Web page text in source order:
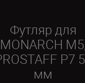
Футляр для
MONARCH
P7
мм